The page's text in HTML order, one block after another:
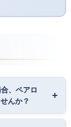
、ペアロ
んか？